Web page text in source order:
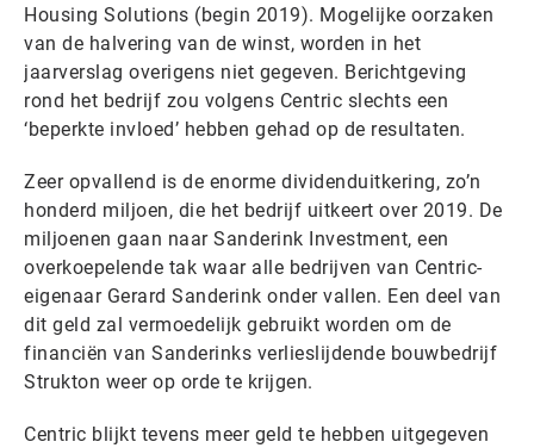
Housing Solutions (begin 2019). Mogelijke oorzaken
van de halvering van de winst, worden in het
jaarverslag overigens niet gegeven. Berichtgeving
rond het bedrijf zou volgens Centric slechts een
‘beperkte invloed’ hebben gehad op de resultaten.
Zeer opvallend is de enorme dividenduitkering, zo’n
honderd miljoen, die het bedrijf uitkeert over 2019. De
miljoenen gaan naar Sanderink Investment, een
overkoepelende tak waar alle bedrijven van Centric-
eigenaar Gerard Sanderink onder vallen. Een deel van
dit geld zal vermoedelijk gebruikt worden om de
financiën van Sanderinks verlieslijdende bouwbedrijf
Strukton weer op orde te krijgen.
Centric blijkt tevens meer geld te hebben uitgegeven